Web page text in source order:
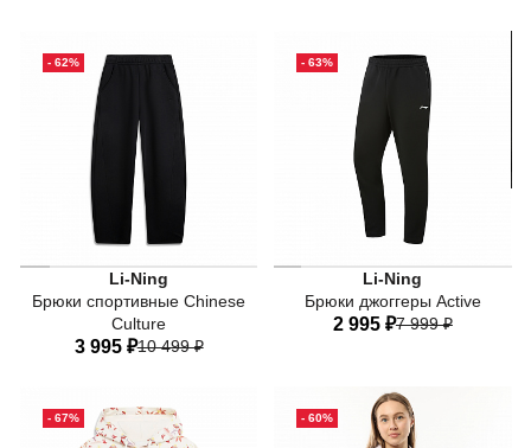
- 62%
Li-Ning
Брюки спортивные Chinese
Culture
3 995 ₽10 499 ₽
40 42 44 46
50
- 63%
Li-Ning
Брюки джоггеры Active
2 995 ₽7 999 ₽
54
56
- 67% - 60%